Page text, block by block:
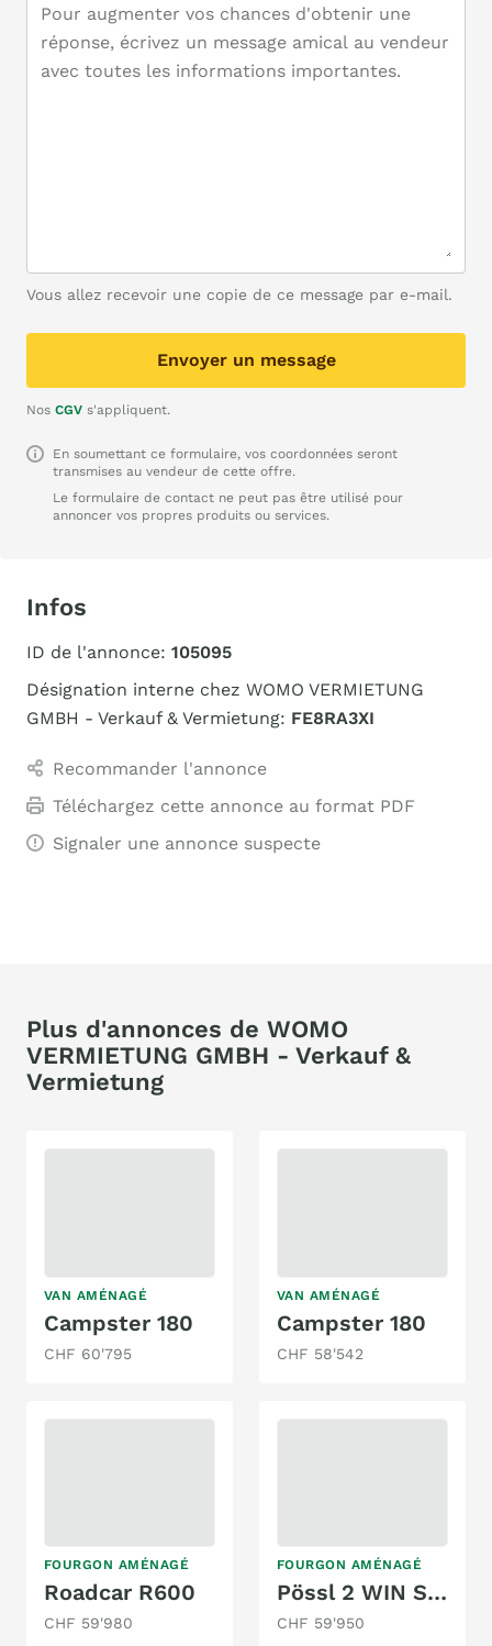
Vous allez recevoir une copie de ce message par e-mail.
Envoyer un message
Nos CGV s'appliquent.
En soumettant ce formulaire, vos coordonnées seront
transmises au vendeur de cette offre.
Le formulaire de contact ne peut pas être utilisé pour
annoncer vos propres produits ou services.
Infos
ID de l'annonce: 105095
Désignation interne chez WOMO VERMIETUNG
GMBH - Verkauf & Vermietung: FE8RA3XI
Recommander l'annonce
Téléchargez cette annonce au format PDF
Signaler une annonce suspecte
Plus d'annonces de WOMO
VERMIETUNG GMBH - Verkauf &
Vermietung
VAN AMÉNAGÉ
Campster 180
CHF 60'795
VAN AMÉNAGÉ
Campster 180
CHF 58'542
FOURGON AMÉNAGÉ
Roadcar R600
CHF 59'980
FOURGON AMÉNAGÉ
Pössl 2 WIN S PLUS
CHF 59'950